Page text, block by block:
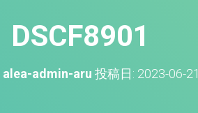
DSCF8901
alea-admin-aru 投稿日: 2023-06-21